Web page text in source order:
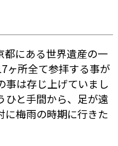
都にある世界遺産の一
ヶ所全て参拝する事が
事は存じ上げていまし
ひと手間から、足が遠
に梅雨の時期に行きた